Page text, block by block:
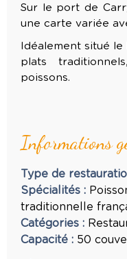
Sur le port de
une carte variée
Idéalement situé le
plats
poissons.
Informations
Type de
Spécialités :
traditionnelle
Catégories :
Capacité : 50